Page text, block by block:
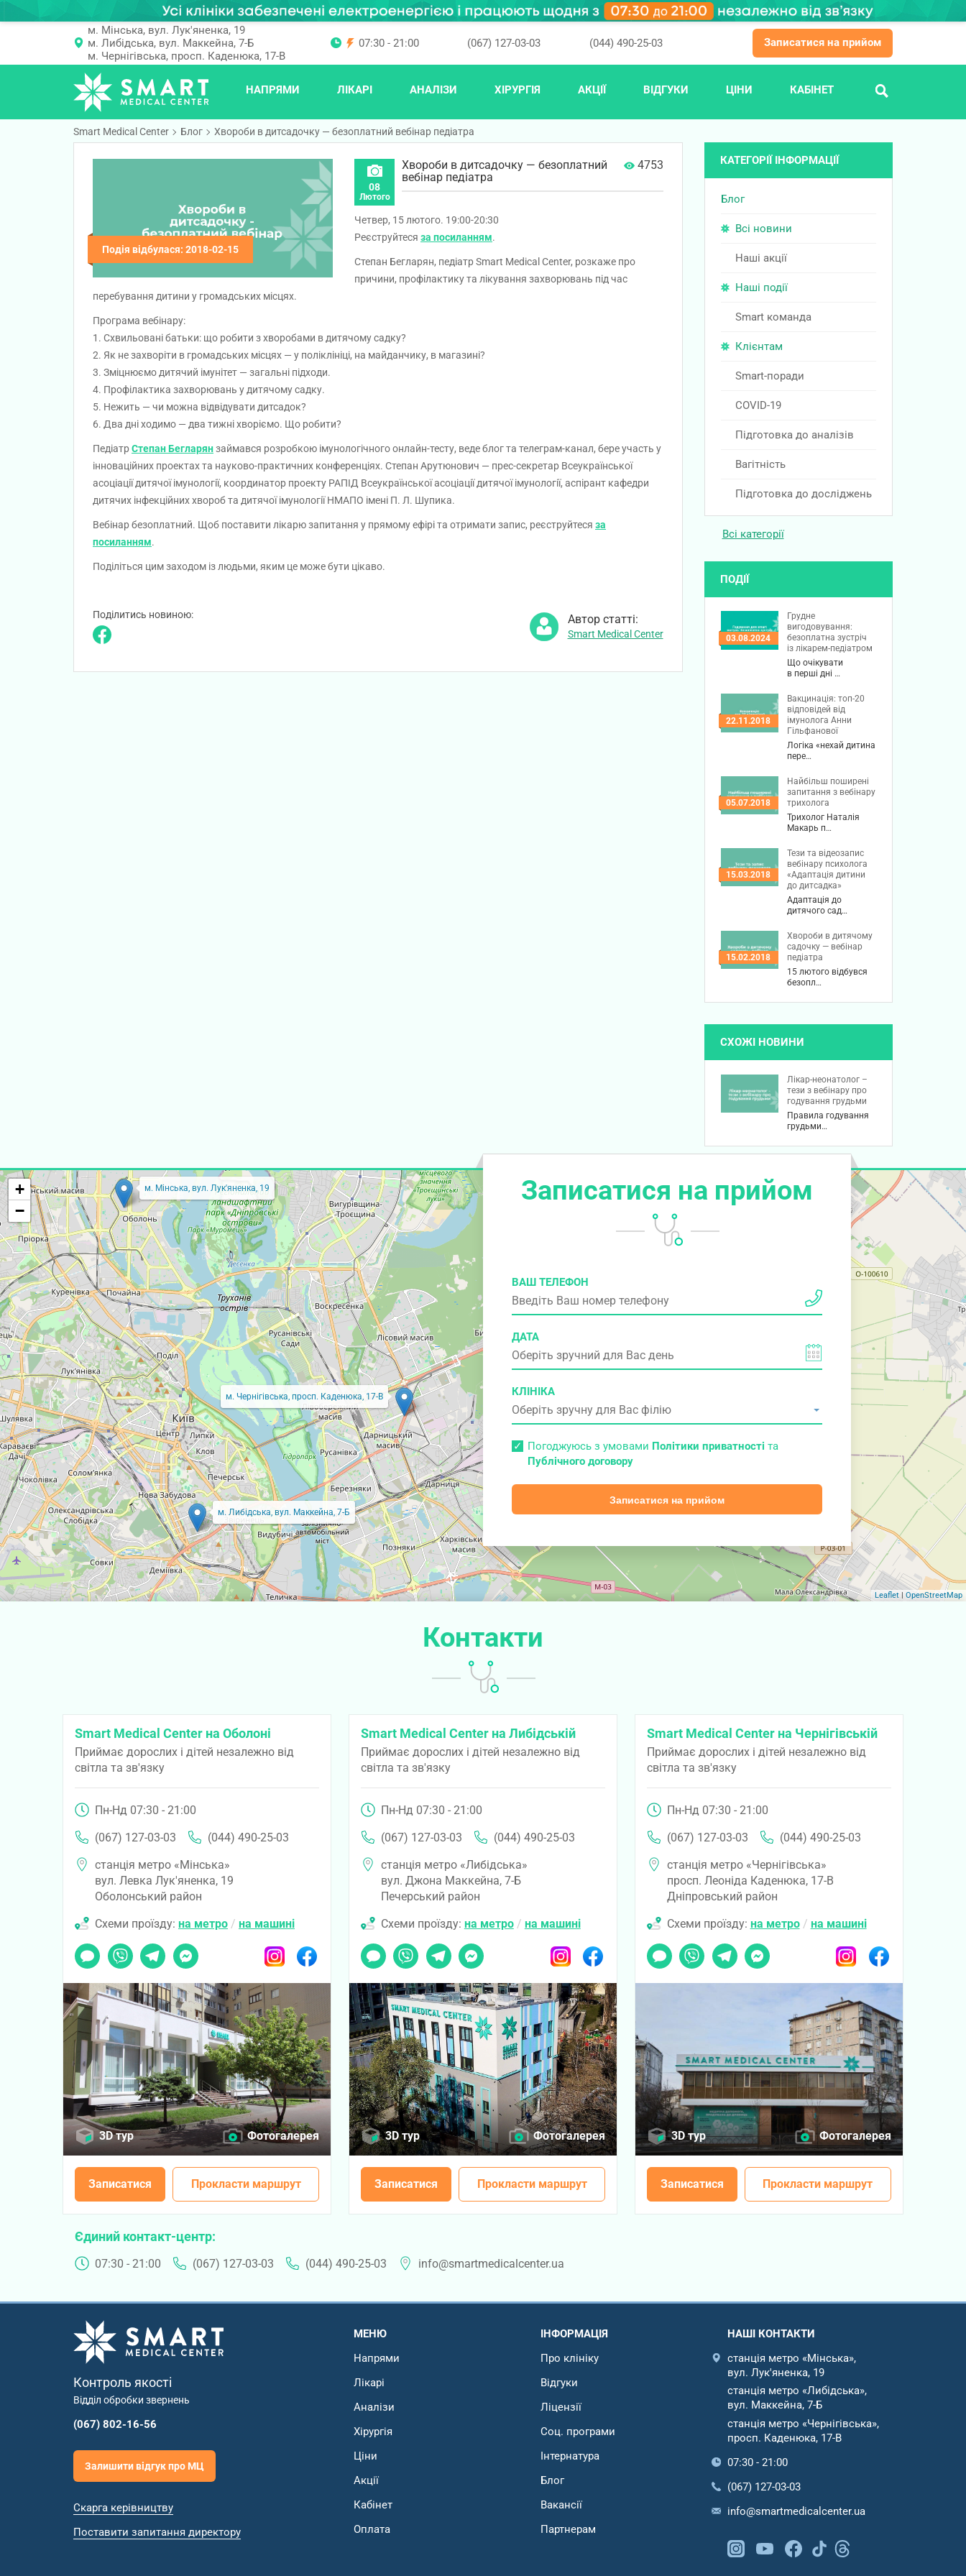
ПОШУК
м. Мінська, вул. Лук'яненка, 19
м. Либідська, вул. Маккейна, 7-Б
м. Чернігівська, просп. Каденюка, 17-В
07:30 - 21:00 (067) 127-03-03 (044) 490-25-03 Записатися на прийом
НАПРЯМИ ЛІКАРІ АНАЛІЗИ ХІРУРГІЯ АКЦІЇ ВІДГУКИ ЦІНИ КАБІНЕТ
Smart Medical Center Блог Хвороби в дитсадочку — безоплатний вебінар педіатра
Подія відбулася: 2018-02-15
08
Лютого
4753
Хвороби в дитсадочку — безоплатний
вебінар педіатра
Четвер, 15 лютого. 19:00-20:30
Реєструйтеся за посиланням.
Степан Бегларян, педіатр Smart Medical Center, розкаже про
причини, профілактику та лікування захворювань під час
перебування дитини у громадських місцях.
Програма вебінару:
1. Схвильовані батьки: що робити з хворобами в дитячому садку?
2. Як не захворіти в громадських місцях — у поліклініці, на майданчику, в магазині?
3. Зміцнюємо дитячий імунітет — загальні підходи.
4. Профілактика захворювань у дитячому садку.
5. Нежить — чи можна відвідувати дитсадок?
6. Два дні ходимо — два тижні хворіємо. Що робити?
ПедіатрСтепан Бегларянзаймався розробкою імунологічного онлайн-тесту, веде блог та телеграм-канал, бере участь у
інноваційних проектах та науково-практичних конференціях. Степан Арутюнович — прес-секретар Всеукраїнської
асоціації дитячої імунології, координатор проекту РАПІД Всеукраїнської асоціації дитячої імунології, аспірант кафедри
дитячих інфекційних хвороб та дитячої імунології НМАПО імені П. Л. Шупика.
Вебінар безоплатний. Щоб поставити лікарю запитання у прямому ефірі та отримати запис, реєструйтеся за
посиланням.
Поділіться цим заходом із людьми, яким це може бути цікаво.
Поділитись новиною: Автор статті:
Smart Medical Center
КАТЕГОРІЇ ІНФОРМАЦІЇ
Блог
Всі новини
Наші акції
Наші події
Smart команда
Клієнтам
Smart-поради
COVID-19
Підготовка до аналізів
Вагітність
Підготовка до досліджень
Всі категорії
ПОДІЇ
03.08.2024
Грудне
вигодовування:
безоплатна зустріч
із лікарем-педіатром
Що очікувати
в перші дні …
22.11.2018
Вакцинація: топ-20
відповідей від
імунолога Анни
Гільфанової
Логіка «нехай дитина
пере…
05.07.2018
Найбільш поширені
запитання з вебінару
трихолога
Трихолог Наталія
Макарь п…
15.03.2018
Тези та відеозапис
вебінару психолога
«Адаптація дитини
до дитсадка»
Адаптація до
дитячого сад…
15.02.2018
Хвороби в дитячому
садочку — вебінар
педіатра
15 лютого відбувся
безопл…
СХОЖІ НОВИНИ
Лікар-неонатолог –
тези з вебінару про
годування грудьми
Правила годування
грудьми…
Записатися на прийом
ВАШ ТЕЛЕФОН
ДАТА
КЛІНІКА
Погоджуюсь з умовами Політики приватності та
Публічного договору
Записатися на прийом
м. Мінська, вул. Лук'яненка, 19
м. Либідська, вул. Маккейна, 7-Б
м. Чернігівська, просп. Каденюка, 17-В
+
−
Leaflet OpenStreetMap
Контакти
Smart Medical Center на Оболоні
Приймає дорослих і дітей незалежно від
світла та зв'язку
Пн-Нд 07:30 - 21:00
(067) 127-03-03
(044) 490-25-03
станція метро «Мінська»
вул. Левка Лук'яненка, 19
Оболонський район
Схеми проїзду: на метро / на машині
Чат Viber TelegramMessenger InstagramFacebook
3D тур Фотогалерея
Записатися Прокласти маршрут
Smart Medical Center на Либідській
Приймає дорослих і дітей незалежно від
світла та зв'язку
Пн-Нд 07:30 - 21:00
(067) 127-03-03
(044) 490-25-03
станція метро «Либідська»
вул. Джона Маккейна, 7-Б
Печерський район
Схеми проїзду: на метро/ на машині
Чат Viber TelegramMessenger InstagramFacebook
3D тур Фотогалерея
Записатися Прокласти маршрут
Smart Medical Center на Чернігівській
Приймає дорослих і дітей незалежно від
світла та зв'язку
Пн-Нд 07:30 - 21:00
(067) 127-03-03
(044) 490-25-03
станція метро «Чернігівська»
просп. Леоніда Каденюка, 17-В
Дніпровський район
Схеми проїзду: на метро/ на машині
Чат Viber TelegramMessenger InstagramFacebook
3D тур Фотогалерея
Записатися Прокласти маршрут
Єдиний контакт-центр
07:30 - 21:00 (067) 127-03-03 (044) 490-25-03 info@smartmedicalcenter.ua
Контроль якості
Відділ обробки звернень
(067) 802-16-56
Залишити відгук про МЦ
Скарга керівництву
Поставити запитання директору
НАШІ КОНТАКТИ
станція метро «Мінська»,
вул. Лук'яненка, 19
станція метро «Либідська»,
вул. Маккейна, 7-Б
станція метро «Чернігівська»,
просп. Каденюка, 17-В
07:30 - 21:00
(067) 127-03-03
info@smartmedicalcenter.ua
МЕНЮ
Напрями
Лікарі
Аналізи
Хірургія
Ціни
Акції
Кабінет
Оплата
ІНФОРМАЦІЯ
Про клініку
Відгуки
Ліцензії
Соц. програми
Інтернатура
Блог
Вакансії
Партнерам